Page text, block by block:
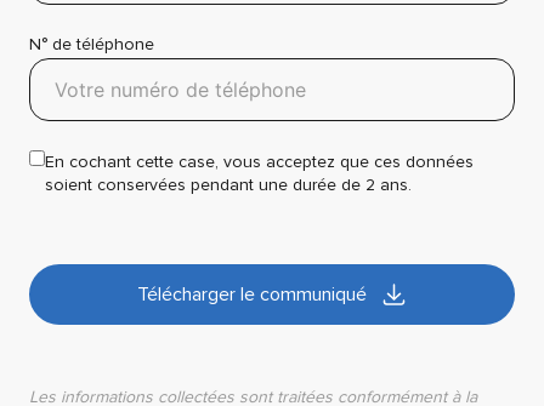
N° de téléphone
En cochant cette case, vous acceptez que ces données
soient conservées pendant une durée de 2 ans.
Télécharger le communiqué
Les informations collectées sont traitées conformément à la